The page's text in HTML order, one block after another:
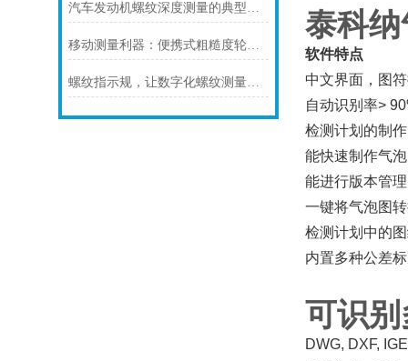
汽车发动机螺纹深度测量的典型应用案例
移动测量利器：便携式粗糙度轮廓仪的多重应用
螺纹指示规，让数字化螺纹测量变简单！
泰科
软件特点
中文界面，图
自动识别率>
检测计划的制
能快速制作气
能进行版本管
一键将气泡图
检测计划中的
内置多种公差
可识
DWG, DXF,